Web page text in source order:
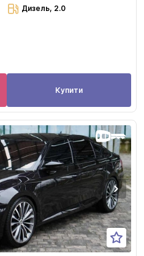
Дизель, 2.0
Купити